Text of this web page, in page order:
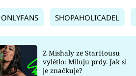
ONLYFANS SHOPAHOLICADEL
Z Mishaly ze StarHousu
vylétlo: Miluju prdy. Jak si
je značkuje?